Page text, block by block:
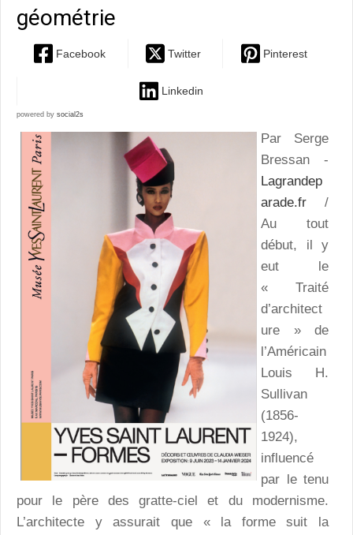
géométrie
Facebook Twitter Pinterest
Linkedin
powered by social2s
Par Serge
Bressan -
Lagrandep
arade.fr /
Au tout
début, il y
eut le
« Traité
d’architect
ure » de
l’Américain
Louis H.
Sullivan
(1856-
1924),
influencé
par le tenu
pour le père des gratte-ciel et du modernisme.
L’architecte y assurait que « la forme suit la